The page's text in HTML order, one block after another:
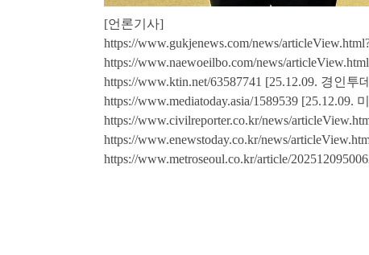
[언론기사]
https://www.gukjenews.com/news/
https://www.naewoeilbo.com/news/
https://www.ktin.net/63587741 [25.12.09. 경인투
https://www.mediatoday.asia/1589539 [25.12.09.
https://www.civilreporter.co.kr/news/
https://www.enewstoday.co.kr/news/
https://www.metroseoul.co.kr/article/